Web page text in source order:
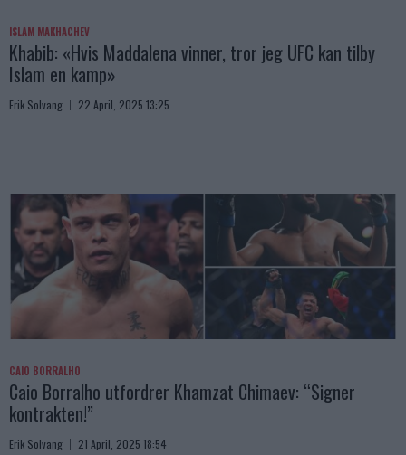
ISLAM MAKHACHEV
Khabib: «Hvis Maddalena vinner, tror jeg UFC kan tilby
Islam en kamp»
Erik Solvang 22 April, 2025 13:25
CAIO BORRALHO
Caio Borralho utfordrer Khamzat Chimaev: “Signer
kontrakten!”
Erik Solvang 21 April, 2025 18:54